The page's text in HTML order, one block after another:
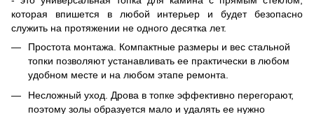
которая впишется в любой интерьер и будет безопасно
служить на протяжении не одного десятка лет.
Простота монтажа. Компактные размеры и вес стальной
топки позволяют устанавливать ее практически в любом
удобном месте и на любом этапе ремонта.
Несложный уход. Дрова в топке эффективно перегорают,
поэтому золы образуется мало и удалять ее нужно